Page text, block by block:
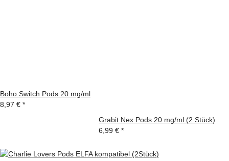
Boho Switch Pods 20 mg/ml
8,97 € *
Grabit Nex Pods 20 mg/ml (2 Stück)
6,99 € *